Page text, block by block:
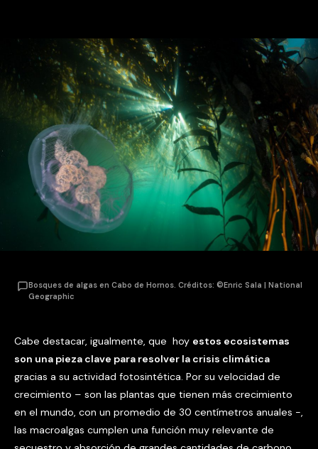
Bosques de algas en Cabo de Hornos. Créditos: ©Enric Sala | National
Geographic
Cabe destacar, igualmente, que hoy estos ecosistemas
son una pieza clave para resolver la crisis climática
gracias a su actividad fotosintética. Por su velocidad de
crecimiento – son las plantas que tienen más crecimiento
en el mundo, con un promedio de 30 centímetros anuales -,
las macroalgas cumplen una función muy relevante de